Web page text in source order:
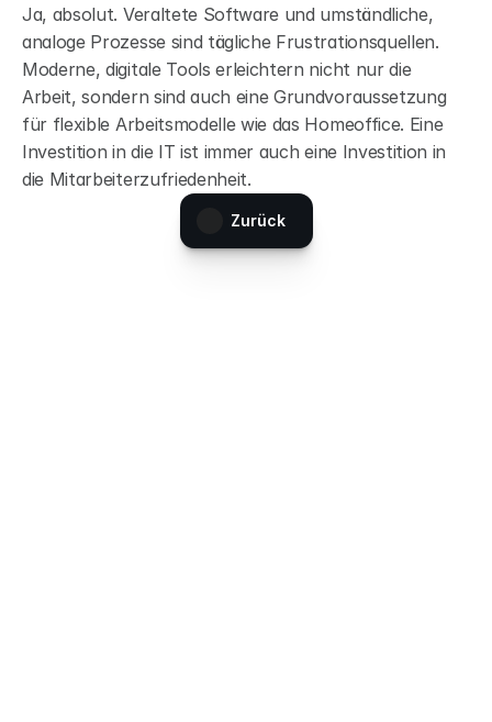
Ja, absolut. Veraltete Software und umständliche,
analoge Prozesse sind tägliche Frustrationsquellen.
Moderne, digitale Tools erleichtern nicht nur die
Arbeit, sondern sind auch eine Grundvoraussetzung
für flexible Arbeitsmodelle wie das Homeoffice. Eine
Investition in die IT ist immer auch eine Investition in
die Mitarbeiterzufriedenheit.
Zurück